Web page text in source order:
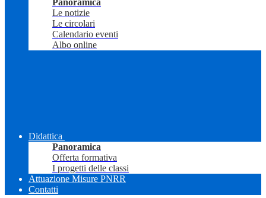
Panoramica
Le notizie
Le circolari
Calendario eventi
Albo online
Didattica
Panoramica
Offerta formativa
I progetti delle classi
Attuazione Misure PNRR
Contatti